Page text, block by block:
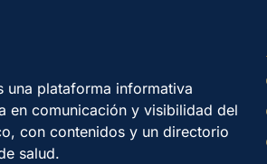
una plataforma informativa
en comunicación y visibilidad del
con contenidos y un directorio
salud.